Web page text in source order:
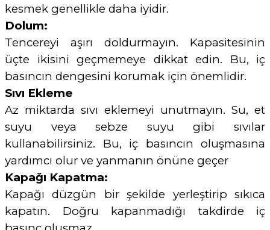
kesmek genellikle daha iyidir.
Dolum:
Tencereyi aşırı doldurmayın. Kapasitesinin
üçte ikisini geçmemeye dikkat edin. Bu, iç
basıncın dengesini korumak için önemlidir.
Sıvı Ekleme
Az miktarda sıvı eklemeyi unutmayın. Su, et
suyu veya sebze suyu gibi sıvılar
kullanabilirsiniz. Bu, iç basıncın oluşmasına
yardımcı olur ve yanmanın önüne geçer
Kapağı Kapatma:
Kapağı düzgün bir şekilde yerleştirip sıkıca
kapatın. Doğru kapanmadığı takdirde iç